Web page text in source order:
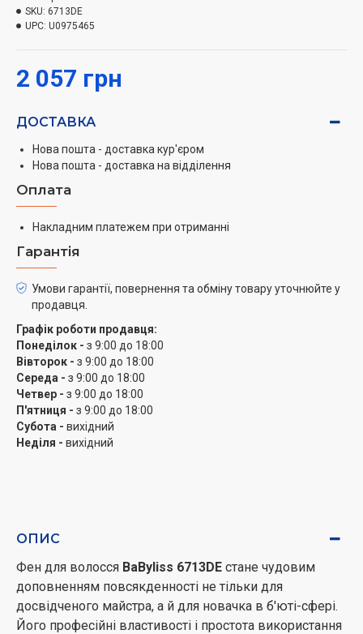
2 057 грн
SKU: 6713DE
UPC: U0975465
ДОСТАВКА
Нова пошта - доставка кур'єром
Нова пошта - доставка на відділення
Оплата
Накладним платежем при отриманні
Гарантія
Умови гарантії, повернення та обміну товару уточнюйте у
продавця.
Графік роботи продавця:
Понеділок - з 9:00 до 18:00
Вівторок - з 9:00 до 18:00
Середа - з 9:00 до 18:00
Четвер - з 9:00 до 18:00
П'ятниця - з 9:00 до 18:00
Субота - вихідний
Неділя - вихідний
ОПИС
Фен для волосся BaByliss 6713DE стане чудовим
доповненням повсякденності не тільки для
досвідченого майстра, а й для новачка в б'юті-сфері.
Його професійні властивості і простота використання